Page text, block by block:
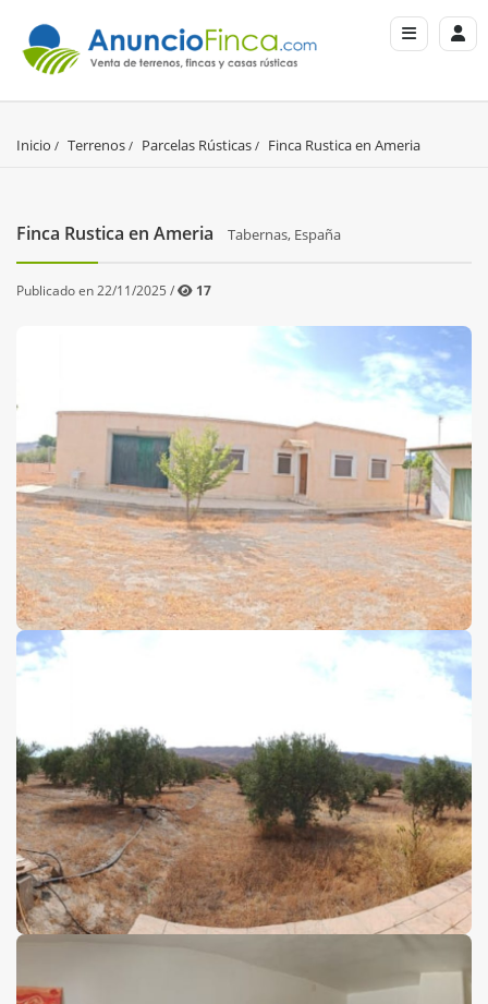
Inicio Terrenos Parcelas Rústicas Finca Rustica en Ameria
Finca Rustica en Ameria Tabernas, España
Publicado en 22/11/2025 / 17